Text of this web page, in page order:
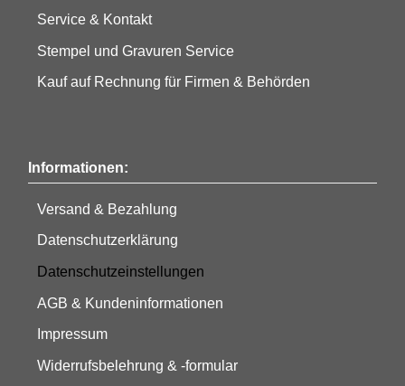
Service & Kontakt
Stempel und Gravuren Service
Kauf auf Rechnung für Firmen & Behörden
Informationen:
Versand & Bezahlung
Datenschutzerklärung
Datenschutzeinstellungen
AGB & Kundeninformationen
Impressum
Widerrufsbelehrung & -formular